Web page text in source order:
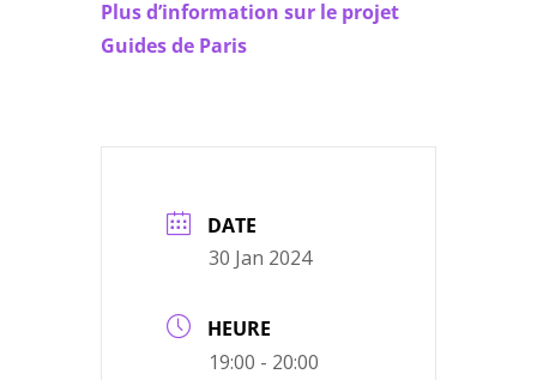
Plus d’information sur le projet
Guides de Paris
DATE
30 Jan 2024
HEURE
19:00 - 20:00